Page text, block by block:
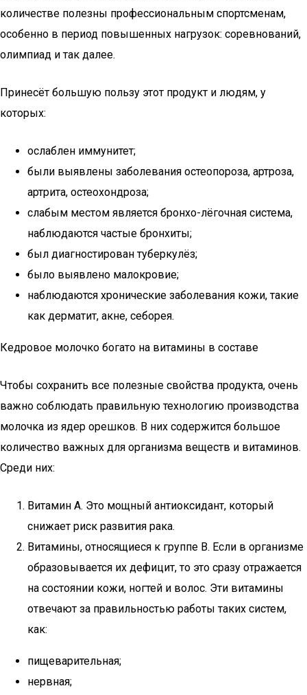
количестве полезны профессиональным спортсменам,
особенно в период повышенных нагрузок: соревнований,
олимпиад и так далее.
Принесёт большую пользу этот продукт и людям, у
которых:
ослаблен иммунитет;
были выявлены заболевания остеопороза, артроза,
артрита, остеохондроза;
слабым местом является бронхо-лёгочная система,
наблюдаются частые бронхиты;
был диагностирован туберкулёз;
было выявлено малокровие;
наблюдаются хронические заболевания кожи, такие
как дерматит, акне, себорея.
Кедровое молочко богато на витамины в составе
Чтобы сохранить все полезные свойства продукта, очень
важно соблюдать правильную технологию производства
молочка из ядер орешков. В них содержится большое
количество важных для организма веществ и витаминов.
Среди них:
Витамин А. Это мощный антиоксидант, который
снижает риск развития рака.
Витамины, относящиеся к группе В. Если в организме
образовывается их дефицит, то это сразу отражается
на состоянии кожи, ногтей и волос. Эти витамины
отвечают за правильностью работы таких систем,
как:
пищеварительная;
нервная;